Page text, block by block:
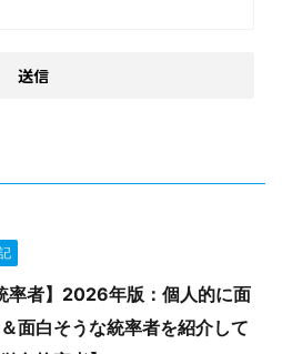
率者】2026年版：個人的に面
面白そうな統率者を紹介して